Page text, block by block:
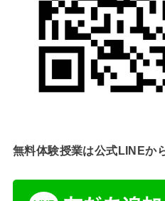
無料体験授業は公式LINEか